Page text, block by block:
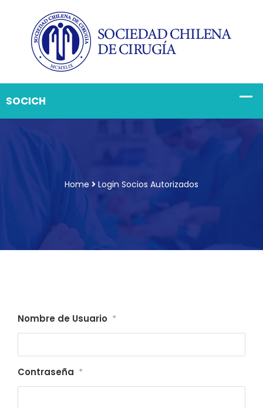
Home Login Socios Autorizados
Nombre de Usuario *
Contraseña *